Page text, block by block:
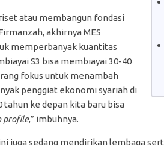
atau membangun fondasi
akhirnya MES
memperbanyak kuantitas
S3 bisa membiayai 30-40
fokus untuk menambah
penggiat ekonomi syariah di
tahun ke depan kita baru bisa
profile,” imbuhnya.
juga sedang mendirikan lembaga